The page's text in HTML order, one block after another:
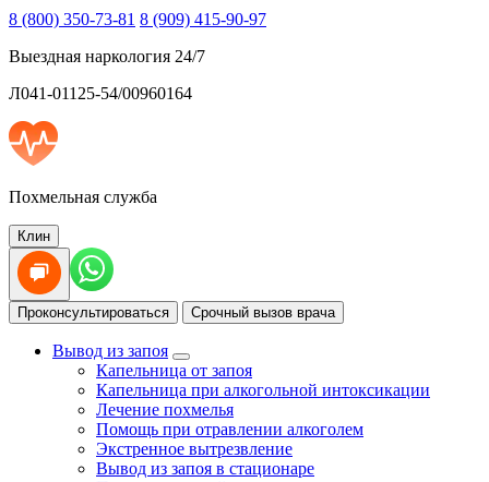
8 (800) 350-73-81 8 (909) 415-90-97
Выездная наркология 24/7
Л041-01125-54/00960164
Похмельная служба
Клин
Проконсультироваться Срочный вызов врача
Вывод из запоя
Капельница от запоя
Капельница при алкогольной интоксикации
Лечение похмелья
Помощь при отравлении алкоголем
Экстренное вытрезвление
Вывод из запоя в стационаре